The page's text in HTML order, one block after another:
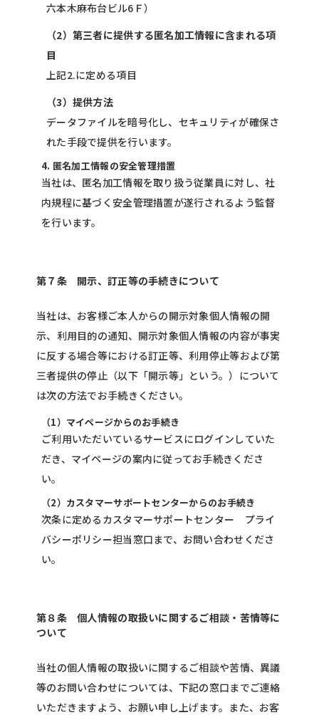
六本木麻布台ビル6Ｆ）
（2）第三者に提供する匿名加工情報に含まれる項
目
上記2.に定める項目
（3）提供方法
データファイルを暗号化し、セキュリティが確保さ
れた手段で提供を行います。
4. 匿名加工情報の安全管理措置
当社は、匿名加工情報を取り扱う従業員に対し、社
内規程に基づく安全管理措置が遂行されるよう監督
を行います。
第７条 開示、訂正等の手続きについて
当社は、お客様ご本人からの開示対象個人情報の開
示、利用目的の通知、開示対象個人情報の内容が事実
に反する場合等における訂正等、利用停止等および第
三者提供の停止（以下「開示等」という。）について
は次の方法でお手続きください。
（1）マイページからのお手続き
ご利用いただいているサービスにログインしていた
だき、マイページの案内に従ってお手続きくださ
い。
（2）カスタマーサポートセンターからのお手続き
次条に定めるカスタマーサポートセンター プライ
バシーポリシー担当窓口まで、お問い合わせくださ
い。
第８条 個人情報の取扱いに関するご相談・苦情等に
ついて
当社の個人情報の取扱いに関するご相談や苦情、異議
等のお問い合わせについては、下記の窓口までご連絡
いただきますよう、お願い申し上げます。また、お客